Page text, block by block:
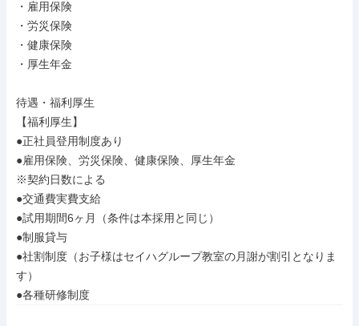
・雇用保険
・労災保険
・健康保険
・厚生年金
待遇・福利厚生
【福利厚生】
●正社員登用制度あり
●雇用保険、労災保険、健康保険、厚生年金
※契約日数による
●交通費実費支給
●試用期間6ヶ月（条件は本採用と同じ）
●制服貸与
●社割制度（お子様はセイハグループ教室の月謝が割引となりま
す）
●各種研修制度